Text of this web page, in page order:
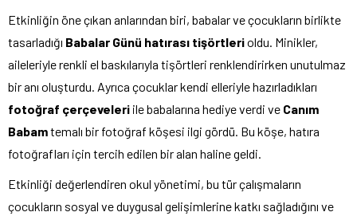
Etkinliğin öne çıkan anlarından biri, babalar ve çocukların birlikte
tasarladığı Babalar Günü hatırası tişörtlerioldu. Minikler,
aileleriyle renkli el baskılarıyla tişörtleri renklendirirken unutulmaz
bir anı oluşturdu. Ayrıca çocuklar kendi elleriyle hazırladıkları
fotoğraf çerçeveleri ile babalarına hediye verdi ve Canım
Babamtemalı bir fotoğraf köşesi ilgi gördü. Bu köşe, hatıra
fotoğrafları için tercih edilen bir alan haline geldi.
Etkinliği değerlendiren okul yönetimi, bu tür çalışmaların
çocukların sosyal ve duygusal gelişimlerine katkı sağladığını ve